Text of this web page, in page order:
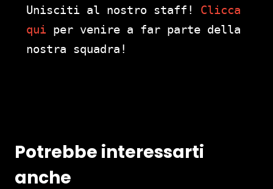
Unisciti al nostro staff! Clicca
qui per venire a far parte della
nostra squadra!
Potrebbe interessarti
anche